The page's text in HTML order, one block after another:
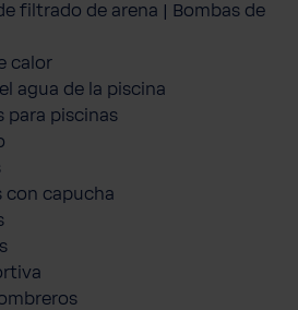
filtrado de arena | Bombas de
calor
agua de la piscina
para piscinas
con capucha